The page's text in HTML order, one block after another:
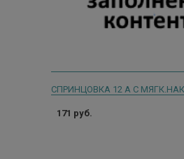
171 руб.